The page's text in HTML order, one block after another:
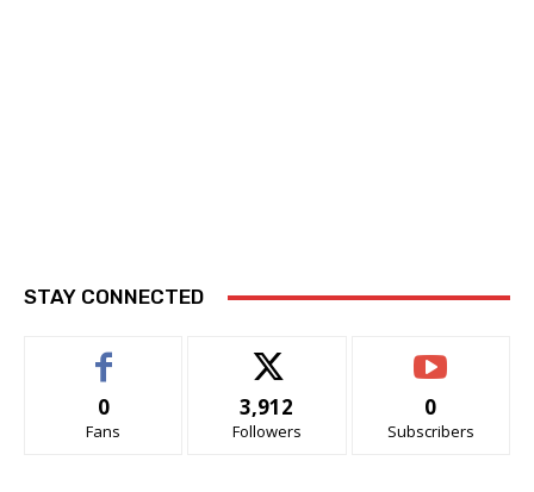
STAY CONNECTED
0
Fans
3,912
Followers
0
Subscribers